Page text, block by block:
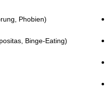
Phobien)
Binge-Eating)